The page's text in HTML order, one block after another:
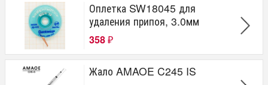
Оплетка SW18045 для
удаления припоя, 3.0мм
358 ₽
Жало AMAOE C245 IS